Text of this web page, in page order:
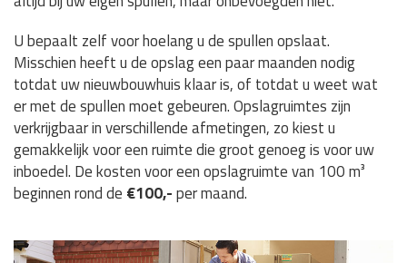
U bepaalt zelf voor hoelang u de spullen opslaat.
Misschien heeft u de opslag een paar maanden nodig
totdat uw nieuwbouwhuis klaar is, of totdat u weet wat
er met de spullen moet gebeuren. Opslagruimtes zijn
verkrijgbaar in verschillende afmetingen, zo kiest u
gemakkelijk voor een ruimte die groot genoeg is voor uw
inboedel. De kosten voor een opslagruimte van 100 m³
beginnen rond de €100,-per maand.